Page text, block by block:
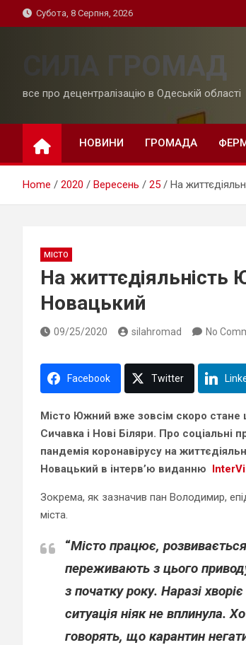
to
Субота, 8 Серпня, 2026
СИЛА ГРОМАД
все про децентралізацію в Одеській області
НОВИНИ ГРОМАДА
Home 2020 Вересень 25 На
МІСТО
На життєдіяльність
Новацький
09/25/2020 silahromad No
Facebook Twitter
Місто Южний вже зовсім скоро стане
Сичавка і Нові Біляри. Про соціальні
пандемія коронавірусу на
Новацький в інтерв’ю виданню
Зокрема, як зазначив пан Володимир,
міста.
“Місто працює,
переживають з цього
з початку року. Наразі
ситуація ніяк не вплинула.
говорять, що карантин